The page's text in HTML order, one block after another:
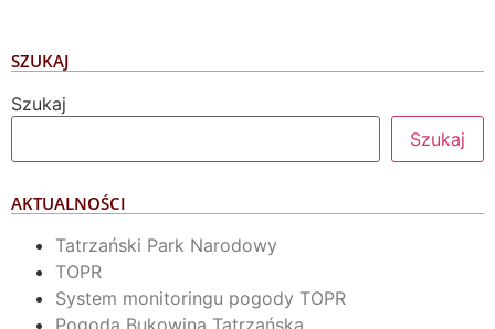
SZUKAJ
Szukaj
Szukaj
AKTUALNOŚCI
Tatrzański Park Narodowy
TOPR
System monitoringu pogody TOPR
Pogoda Bukowina Tatrzańska